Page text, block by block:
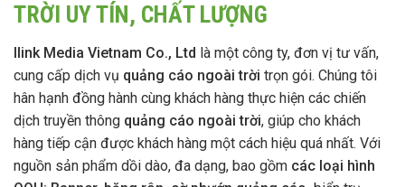
TRỜI UY TÍN, CHẤT LƯỢNG
Ilink Media Vietnam Co., Ltd là một công ty, đơn vị tư vấn,
cung cấp dịch vụ quảng cáo ngoài trời trọn gói. Chúng tôi
hân hạnh đồng hành cùng khách hàng thực hiện các chiến
dịch truyền thông quảng cáo ngoài trời, giúp cho khách
hàng tiếp cận được khách hàng một cách hiệu quá nhất. Với
nguồn sản phẩm dồi dào, đa dạng, bao gồm các loại hình